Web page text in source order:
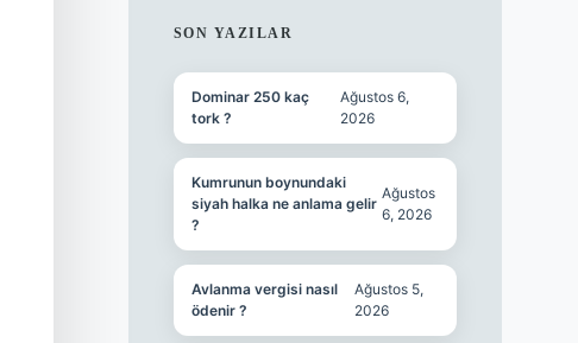
SON YAZILAR
Dominar 250 kaç
tork ?
Ağustos 6,
2026
Kumrunun boynundaki
siyah halka ne anlama gelir
?
Ağustos
6, 2026
Avlanma vergisi nasıl
ödenir ?
Ağustos 5,
2026